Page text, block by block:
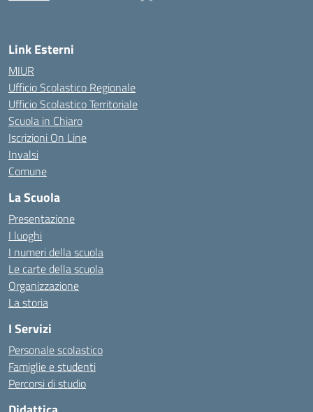
Link Esterni
MIUR
Ufficio Scolastico Regionale
Ufficio Scolastico Territoriale
Scuola in Chiaro
Iscrizioni On Line
Invalsi
Comune
La Scuola
Presentazione
I luoghi
I numeri della scuola
Le carte della scuola
Organizzazione
La storia
I Servizi
Personale scolastico
Famiglie e studenti
Percorsi di studio